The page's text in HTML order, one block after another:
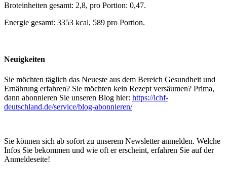
Broteinheiten gesamt: 2,8, pro Portion: 0,47.
Energie gesamt: 3353 kcal, 589 pro Portion.
Neuigkeiten
Sie möchten täglich das Neueste aus dem Bereich Gesundheit und
Ernährung erfahren? Sie möchten kein Rezept versäumen? Prima,
dann abonnieren Sie unseren Blog hier: https://lchf-
deutschland.de/service/blog-abonnieren/
Sie können sich ab sofort zu unserem Newsletter anmelden. Welche
Infos Sie bekommen und wie oft er erscheint, erfahren Sie auf der
Anmeldeseite!